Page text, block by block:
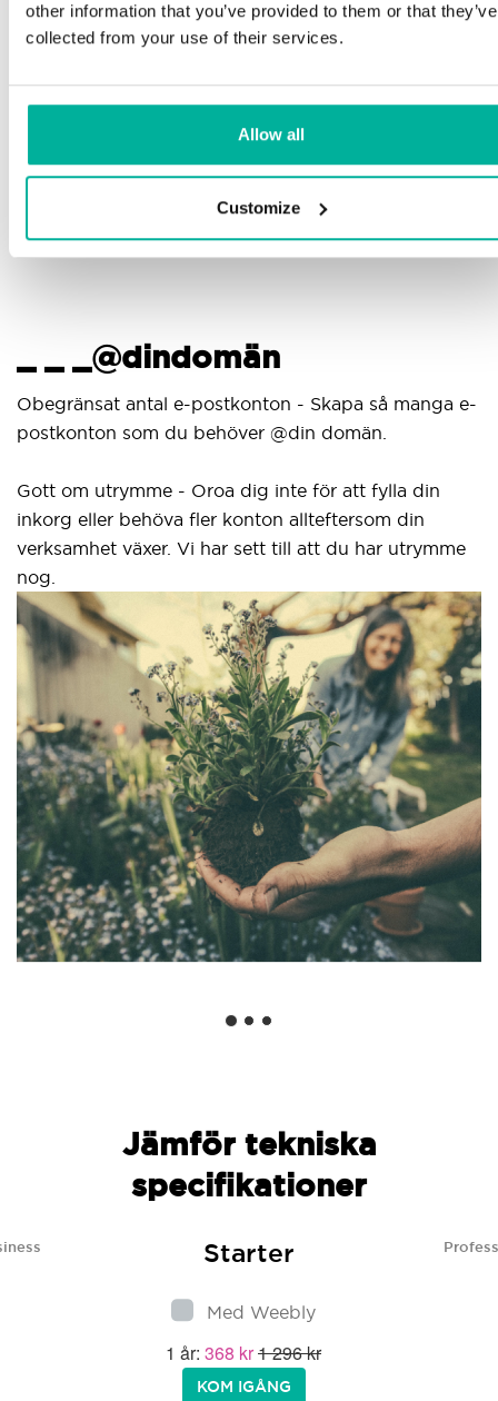
other information that you’ve provided to them or that they’ve
collected from your use of their services.
Allow all
Customize
post, oavsett om du börjar bygga eller ska flytta
din nuvarande hemsida eller e-post till oss
Kunskapscenter med steg-för-stegguider och tips
för att se till att din e-post fungerar felfritt
_ _ _@dindomän
Obegränsat antal e-postkonton - Skapa så manga e-
postkonton som du behöver @din domän.
Gott om utrymme - Oroa dig inte för att fylla din
inkorg eller behöva fler konton allteftersom din
verksamhet växer. Vi har sett till att du har utrymme
nog.
Jämför tekniska
specifikationer
Starter
Med Weebly
1 år: 368 kr1 296 kr
KOM IGÅNG